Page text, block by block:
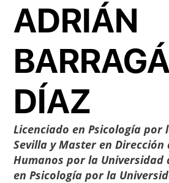
ADRIÁN
DÍAZ
Licenciado en Psicología por
Sevilla y Master en Dirección
Humanos por la Universidad
en Psicología por la